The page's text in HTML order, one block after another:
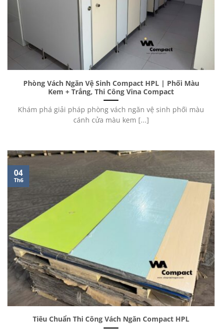
Phòng Vách Ngăn Vệ Sinh Compact HPL | Phối Màu
Kem + Trắng, Thi Công Vina Compact
Khám phá giải pháp phòng vách ngăn vệ sinh phối màu
cánh cửa màu kem [...]
Tiêu Chuẩn Thi Công Vách Ngăn Compact HPL
04
Th6